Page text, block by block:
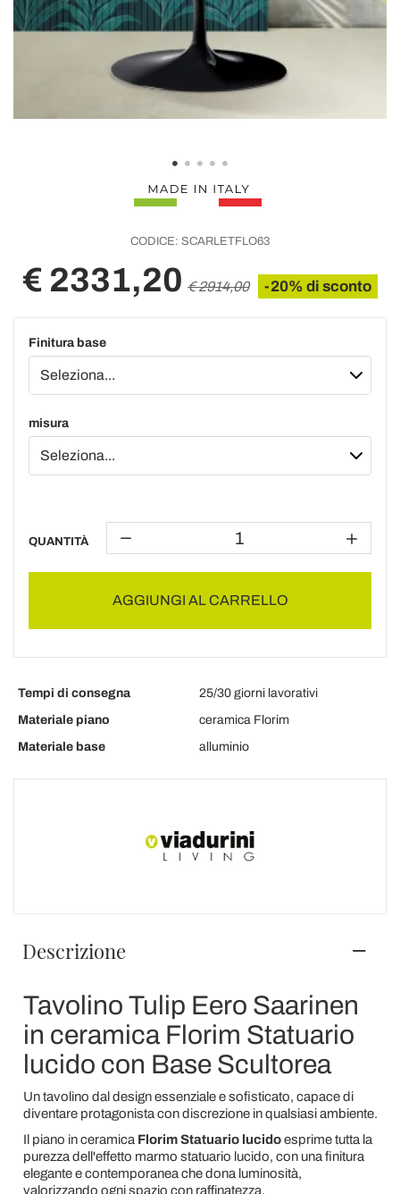
CODICE: SCARLETFLO63
€ 2331,20 € 2914,00 -20% di sconto
Finitura base
misura
QUANTITÀ
AGGIUNGI AL CARRELLO
Tempi di consegna
25/30 giorni lavorativi
Materiale piano
ceramica Florim
Materiale base
alluminio
Descrizione
Tavolino Tulip Eero Saarinen
in ceramica Florim Statuario
lucido con Base Scultorea
Un tavolino dal design essenziale e sofisticato, capace di
diventare protagonista con discrezione in qualsiasi ambiente.
Il piano in ceramica Florim Statuario lucidoesprime tutta la
purezza dell'effetto marmo statuario lucido, con una finitura
elegante e contemporanea che dona luminosità,
valorizzando ogni spazio con raffinatezza.